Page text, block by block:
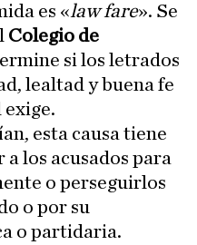
es «law fare». Se
Colegio de
si los letrados
lealtad y buena fe
esta causa tiene
los acusados para
o perseguirlos
o por su
o partidaria.